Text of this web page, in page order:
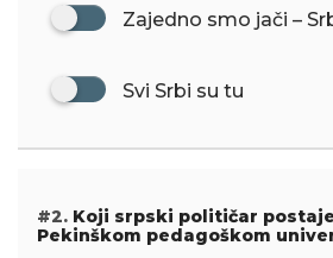
Zajedno smo jači –
Svi Srbi su tu
#2. Koji srpski političar
Pekinškom pedagoškom